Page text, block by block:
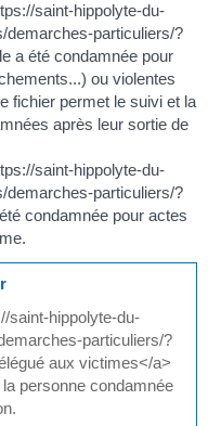
saint-hippolyte-du-
demarches-particuliers/?
a été condamnée pour
ou violentes
fichier permet le suivi et la
après leur sortie de
saint-hippolyte-du-
demarches-particuliers/?
condamnée pour actes
saint-hippolyte-du-
particuliers/?
aux victimes</a>
personne condamnée